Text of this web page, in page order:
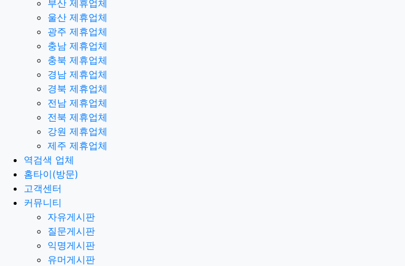
부산 제휴업체
울산 제휴업체
광주 제휴업체
충남 제휴업체
충북 제휴업체
경남 제휴업체
경북 제휴업체
전남 제휴업체
전북 제휴업체
강원 제휴업체
제주 제휴업체
역검색 업체
홈타이(방문)
고객센터
커뮤니티
자유게시판
질문게시판
익명게시판
유머게시판